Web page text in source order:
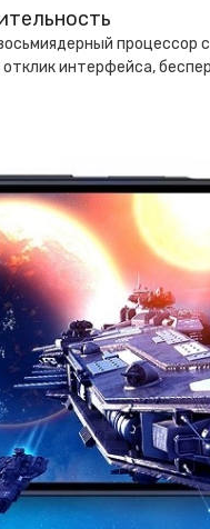
процессор
интерфейса,